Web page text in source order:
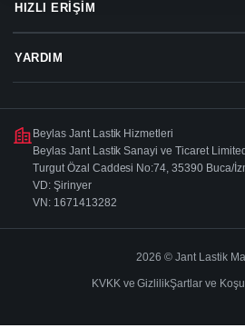
HIZLI ERIŞIM
YARDIM
Beylas Jant Lastik Hizmetleri
Beylas Jant Lastik Sanayi ve Ticaret
Turgut Özal Caddesi No:74, 35390 Buca/
VD: Şirinyer
VN: 1671413282
2026 © Jant Lastik
KVKK ve GizlilikŞartlar ve